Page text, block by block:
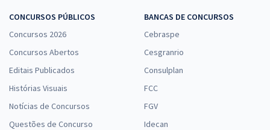
CONCURSOS PÚBLICOS
Concursos 2026
Concursos Abertos
Editais Publicados
Histórias Visuais
Notícias de Concursos
Questões de Concurso
BANCAS DE CONCURSOS
Cebraspe
Cesgranrio
Consulplan
FCC
FGV
Idecan